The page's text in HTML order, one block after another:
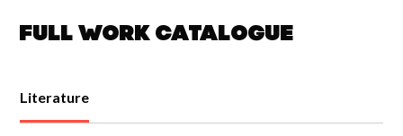
Full work catalogue
Literature